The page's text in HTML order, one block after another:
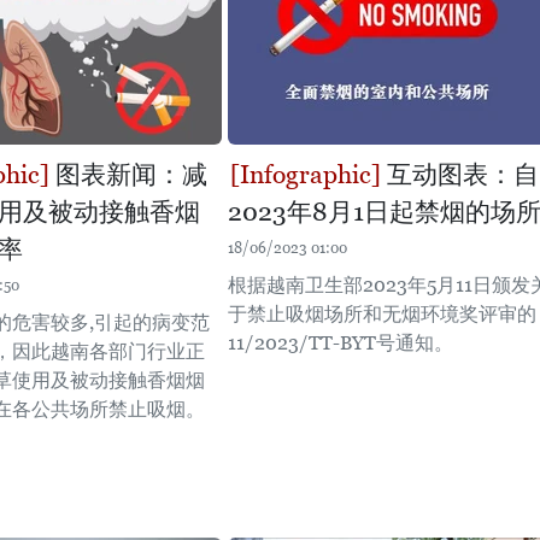
图表新闻：减
及被动接触香烟
危害较多,引起的病变范
因此越南各部门行业正
使用及被动接触香烟烟
各公共场所禁止吸烟。
互动图表：自
2023年8月1日起禁烟的场所
18/06/2023 01:00
根据越南卫生部2023年5月11日颁发
于禁止吸烟场所和无烟环境奖评审的
11/2023/TT-BYT号通知。